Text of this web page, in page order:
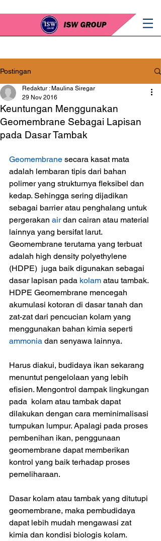
Postingan
Keuntungan Menggunakan
Geomembrane Sebagai Lapisan
pada Dasar Tambak
Redaktur : Maulina Siregar
29 Nov 2016
Geomembrane secara kasat mata
adalah lembaran tipis dari bahan
polimer yang strukturnya fleksibel dan
kedap. Sehingga sering dijadikan
sebagai barrier atau penghalang untuk
pergerakan air dan cairan atau material
lainnya yang bersifat larut.
Geomembrane terutama yang terbuat
adalah high density polyethylene
(HDPE)  juga baik digunakan sebagai
dasar lapisan pada kolam atau tambak.
HDPE Geomembrane mencegah
akumulasi kotoran di dasar tanah dan
zat-zat dari pencucian kolam yang
menggunakan bahan kimia seperti
ammonia dan senyawa lainnya.
Harus diakui, budidaya ikan sekarang
menuntut pengelolaan yang lebih
efisien. Mengontrol dampak lingkungan
pada  kolam atau tambak dapat
dilakukan dengan cara meminimalisasi
tumpukan lumpur. Apalagi pada proses
pembenihan ikan, penggunaan
geomembrane dapat memberikan
kontrol yang baik terhadap proses
pemeliharaan.
Dasar kolam atau tambak yang ditutupi
geomembrane, maka pembudidaya
dapat lebih mudah mengawasi zat
kimia dan kondisi biologis kolam.